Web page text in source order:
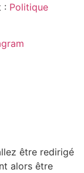
: Politique
être redirigé
alors être